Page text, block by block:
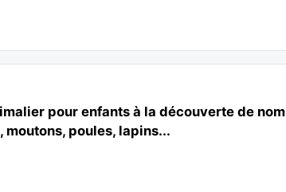
pour enfants à la découverte de
moutons, poules, lapins...